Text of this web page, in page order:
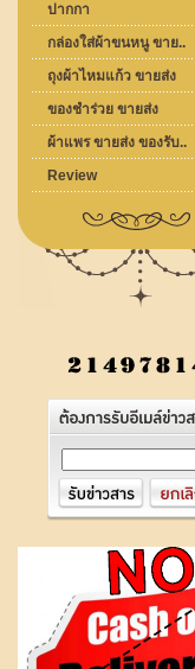
ปากกา
กล่องใส่ผ้าขนหนู ขาย..
ถุงผ้าไหมแก้ว ขายส่ง
ของชำร่วย ขายส่ง
ผ้าแพร ขายส่ง ของรับ..
Review